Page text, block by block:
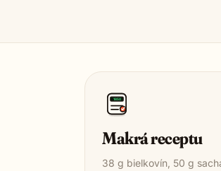
1850
Makrá receptu
38 g bielkovín, 50 g